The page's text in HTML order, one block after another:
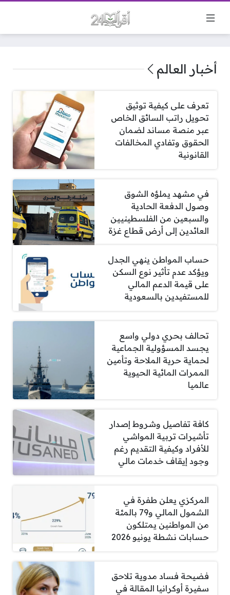
أخبار العالم
تعرف على كيفية توثيق
تحويل راتب السائق الخاص
عبر منصة مساند لضمان
الحقوق وتفادي المخالفات
القانونية
في مشهد يملؤه الشوق
وصول الدفعة الحادية
والسبعين من الفلسطينيين
العائدين إلى أرض قطاع غزة
حساب المواطن ينهي الجدل
ويؤكد عدم تأثير نوع السكن
على قيمة الدعم المالي
للمستفيدين بالسعودية
تحالف بحري دولي واسع
يجسد المسؤولية الجماعية
لحماية حرية الملاحة وتأمين
الممرات المائية الحيوية
عالميا
كافة تفاصيل وشروط إصدار
تأشيرات تربية المواشي
للأفراد وكيفية التقديم رغم
وجود إيقاف خدمات مالي
المركزي يعلن طفرة في
الشمول المالي و79 بالمئة
من المواطنين يمتلكون
حسابات نشطة يونيو 2026
فضيحة فساد مدوية تلاحق
سفيرة أوكرانيا المقالة في